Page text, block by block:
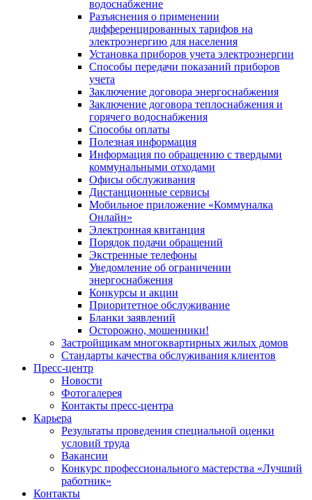
водоснабжение
Разъяснения о применении
дифференцированных тарифов на
электроэнергию для населения
Установка приборов учета электроэнергии
Способы передачи показаний приборов
учета
Заключение договора энергоснабжения
Заключение договора теплоснабжения и
горячего водоснабжения
Способы оплаты
Полезная информация
Информация по обращению с твердыми
коммунальными отходами
Офисы обслуживания
Дистанционные сервисы
Мобильное приложение «Коммуналка
Онлайн»
Электронная квитанция
Порядок подачи обращений
Экстренные телефоны
Уведомление об ограничении
энергоснабжения
Конкурсы и акции
Приоритетное обслуживание
Бланки заявлений
Осторожно, мошенники!
Застройщикам многоквартирных жилых домов
Стандарты качества обслуживания клиентов
Пресс-центр
Новости
Фотогалерея
Контакты пресс-центра
Карьера
Результаты проведения специальной оценки
условий труда
Вакансии
Конкурс профессионального мастерства «Лучший
работник»
Контакты